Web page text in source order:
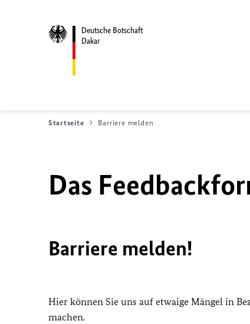
Deutsche Botschaft
Dakar
Startseite Barriere melden
Das
Barriere melden!
Hier können Sie uns auf etwaige Mängel in
machen.